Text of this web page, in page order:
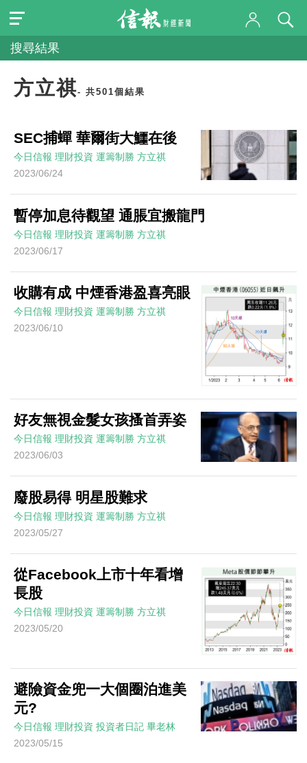
搜尋結果
方立祺- 共501個結果
SEC捕蟬 華爾街大鱷在後
今日信報 理財投資 運籌制勝 方立祺
2023/06/24
暫停加息待觀望 通脹宜搬龍門
今日信報 理財投資 運籌制勝 方立祺
2023/06/17
收購有成 中煙香港盈喜亮眼
今日信報 理財投資 運籌制勝 方立祺
2023/06/10
好友無視金髮女孩搔首弄姿
今日信報 理財投資 運籌制勝 方立祺
2023/06/03
廢股易得 明星股難求
今日信報 理財投資 運籌制勝 方立祺
2023/05/27
從Facebook上市十年看增
長股
今日信報 理財投資 運籌制勝 方立祺
2023/05/20
避險資金兜一大個圈泊進美
元?
今日信報 理財投資 投資者日記 畢老林
2023/05/15